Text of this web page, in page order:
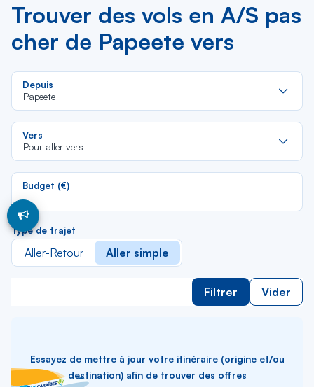
Trouver des vols en A/S pas
cher de Papeete vers
Depuis
Papeete
Vers
Pour aller vers
Budget (€)
Type de trajet
Aller-Retour Aller simple
Filtrer Vider
Essayez de mettre à jour votre itinéraire (origine et/ou
destination) afin de trouver des offres